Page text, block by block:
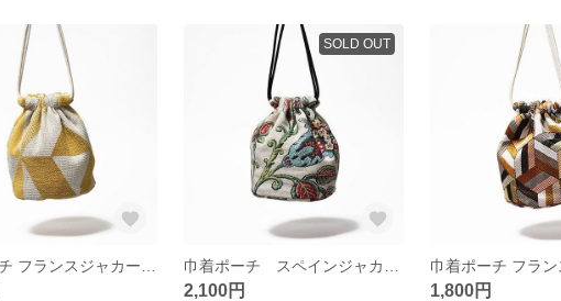
SOLD OUT
2,100円 1,800円